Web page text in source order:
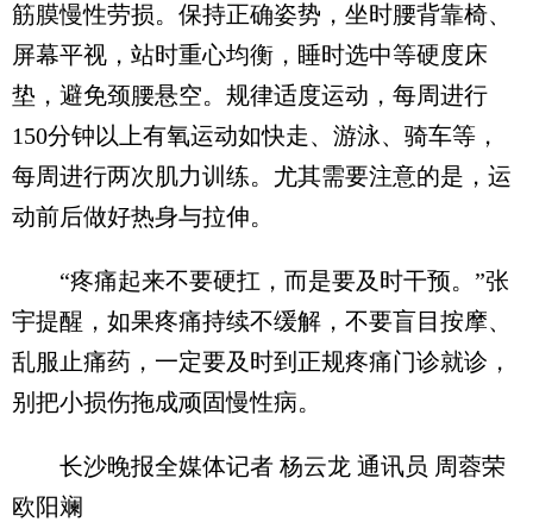
筋膜慢性劳损。保持正确姿势‌，坐时腰背靠椅、
屏幕平视，站时重心均衡，睡时选中等硬度床
垫，避免颈腰悬空。规律适度运动‌，每周进行
150分钟以上有氧运动如快走、游泳、骑车等，
每周进行两次肌力训练。尤其需要注意的是，运
动前后做好热身与拉伸。
“疼痛起来不要硬扛，而是要及时干预‌。”张
宇提醒，如果疼痛持续不缓解，不要盲目按摩、
乱服止痛药，一定要及时到正规疼痛门诊就诊，
别把小损伤拖成顽固慢性病。
长沙晚报全媒体记者 杨云龙 通讯员 周蓉荣
欧阳斓